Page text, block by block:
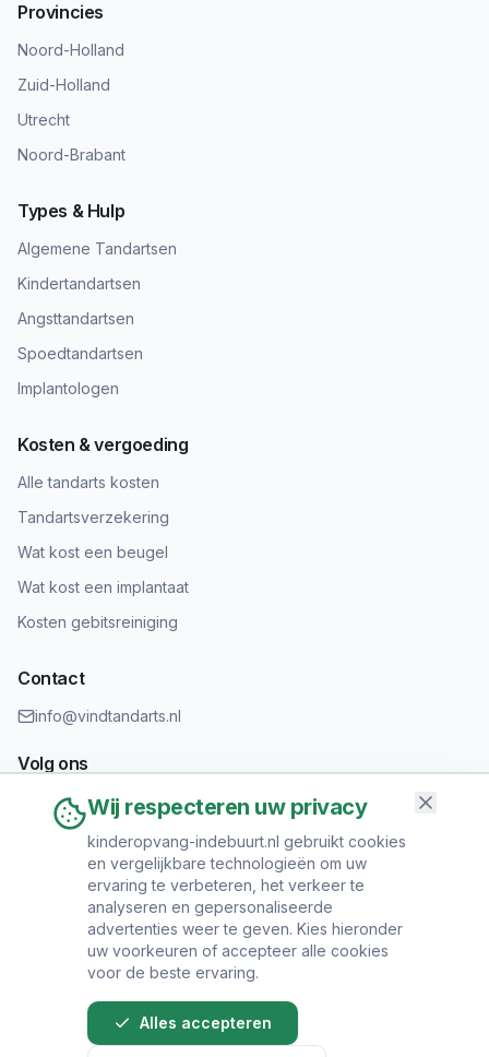
Provincies
Noord-Holland
Zuid-Holland
Utrecht
Noord-Brabant
Types & Hulp
Algemene Tandartsen
Kindertandartsen
Angsttandartsen
Spoedtandartsen
Implantologen
Kosten & vergoeding
Alle tandarts kosten
Tandartsverzekering
Wat kost een beugel
Wat kost een implantaat
Kosten gebitsreiniging
Contact
info@vindtandarts.nl
Volg ons
Informatie toevoegen?
Heeft u een tandartspraktijk? Neem contact op om uw praktijk
toe te voegen.
© 2024 Vind Tandarts. Alle rechten voorbehouden.
Wij respecteren uw privacy
kinderopvang-indebuurt.nl gebruikt cookies
en vergelijkbare technologieën om uw
ervaring te verbeteren, het verkeer te
analyseren en gepersonaliseerde
advertenties weer te geven. Kies hieronder
uw voorkeuren of accepteer alle cookies
voor de beste ervaring.
Alles accepteren